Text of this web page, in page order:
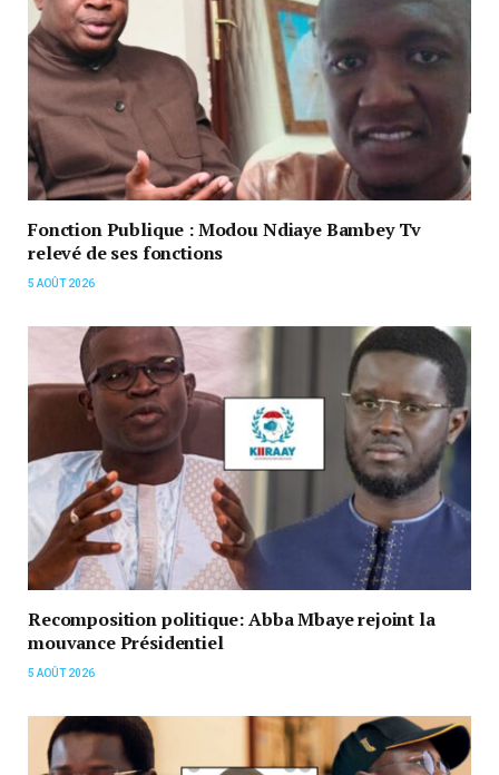
Fonction Publique : Modou Ndiaye Bambey Tv
relevé de ses fonctions
5 AOÛT 2026
Recomposition politique: Abba Mbaye rejoint la
mouvance Présidentiel
5 AOÛT 2026